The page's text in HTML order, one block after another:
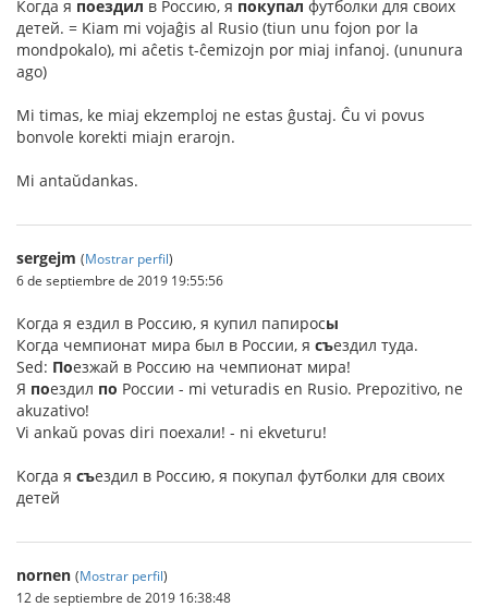
Когда я поездил в Россию, я покупал футболки для своих
детей. = Kiam mi vojaĝis al Rusio (tiun unu fojon por la
mondpokalo), mi aĉetis t-ĉemizojn por miaj infanoj. (ununura
ago)
Mi timas, ke miaj ekzemploj ne estas ĝustaj. Ĉu vi povus
bonvole korekti miajn erarojn.
Mi antaŭdankas.
sergejm (Mostrar perfil)
6 de septiembre de 2019 19:55:56
Когда я ездил в Россию, я купил папиросы
Когда чемпионат мира был в России, я съездил туда.
Sed: Поезжай в Россию на чемпионат мира!
Я поездил по России - mi veturadis en Rusio. Prepozitivo, ne
akuzativo!
Vi ankaŭ povas diri поехали! - ni ekveturu!
Kогда я съездил в Россию, я покупал футболки для своих
детей
nornen (Mostrar perfil)
12 de septiembre de 2019 16:38:48